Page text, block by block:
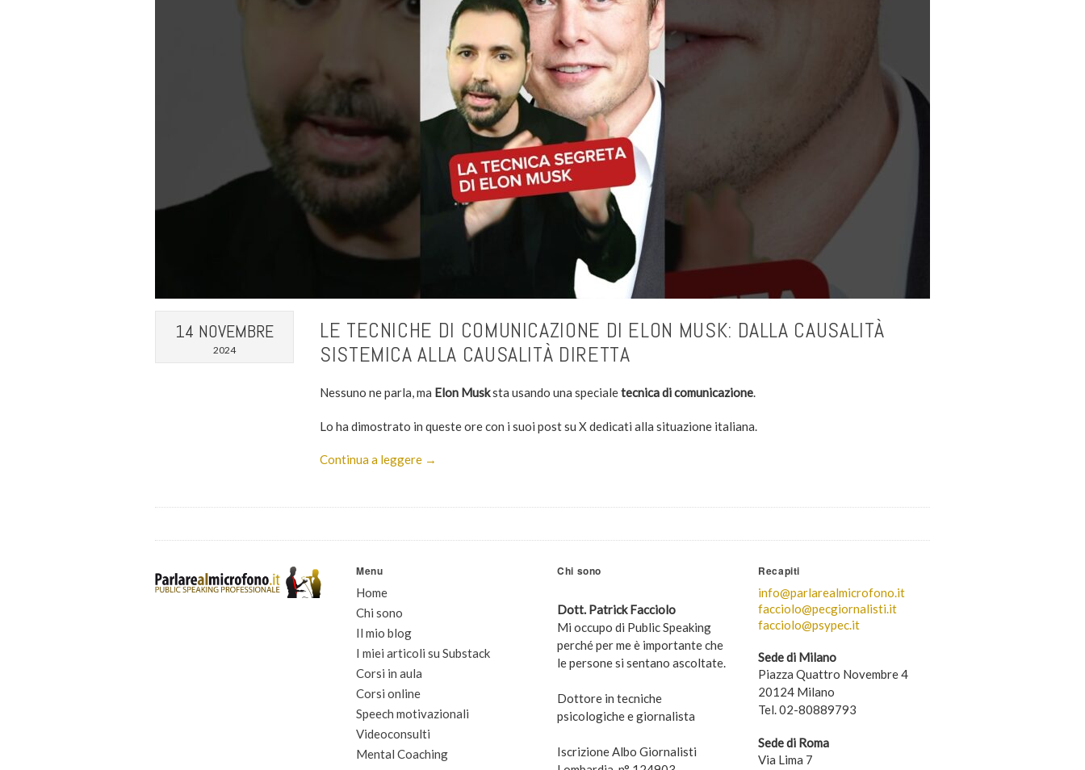
14 NOVEMBRE
2024
LE TECNICHE DI COMUNICAZIONE DI ELON MUSK: DALLA CAUSALITÀ
SISTEMICA ALLA CAUSALITÀ DIRETTA
Nessuno ne parla, ma Elon Musksta usando una specialetecnica di comunicazione.
Lo ha dimostrato in queste ore con i suoi post su X dedicati alla situazione italiana.
Continua a leggere →
Menu
Home
Chi sono
Il mio blog
I miei articoli su Substack
Corsi in aula
Corsi online
Speech motivazionali
Videoconsulti
Mental Coaching
Chi sono
Dott. Patrick Facciolo
Mi occupo di Public Speaking
perché per me è importante che
le persone si sentano ascoltate.
Dottore in tecniche
psicologiche e giornalista
Iscrizione Albo Giornalisti
Recapiti
info@parlarealmicrofono.it
facciolo@pecgiornalisti.it
facciolo@psypec.it
Sede di Milano
Piazza Quattro Novembre 4
20124 Milano
Tel. 02-80889793
Sede di Roma
Via Lima 7